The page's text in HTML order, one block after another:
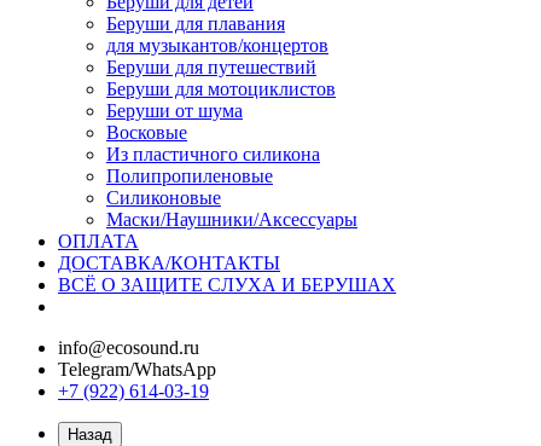
Беруши для плавания
для музыкантов/концертов
Беруши для путешествий
Беруши для мотоциклистов
Беруши от шума
Восковые
Из пластичного силикона
Полипропиленовые
Силиконовые
Маски/Наушники/Аксессуары
ОПЛАТА
ДОСТАВКА/КОНТАКТЫ
ВСЁ О ЗАЩИТЕ СЛУХА И БЕРУШАХ
info@ecosound.ru
Telegram/WhatsApp
+7 (922) 614-03-19
Назад